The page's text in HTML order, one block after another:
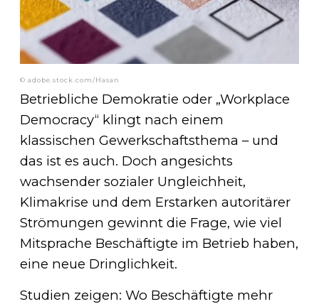
© adobe.stock.com/Hasan
Betriebliche Demokratie oder „Workplace
Democracy“ klingt nach einem
klassischen Gewerkschaftsthema – und
das ist es auch. Doch angesichts
wachsender sozialer Ungleichheit,
Klimakrise und dem Erstarken autoritärer
Strömungen gewinnt die Frage, wie viel
Mitsprache Beschäftigte im Betrieb haben,
eine neue Dringlichkeit.
Studien zeigen: Wo Beschäftigte mehr